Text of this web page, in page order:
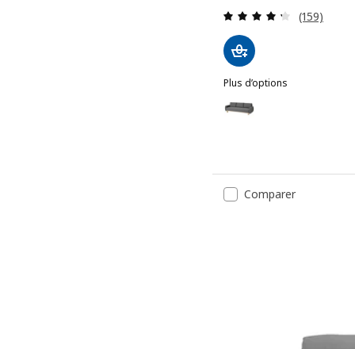
Révision:
(159)
Plus d’options
Option : GRUNNARP,
Comparer